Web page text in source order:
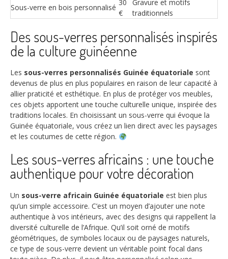
Sous-verre en bois personnalisé
30
€
Gravure et motifs
traditionnels
Des sous-verres personnalisés inspirés
de la culture guinéenne
Les sous-verres personnalisés Guinée équatoriale sont
devenus de plus en plus populaires en raison de leur capacité à
allier praticité et esthétique. En plus de protéger vos meubles,
ces objets apportent une touche culturelle unique, inspirée des
traditions locales. En choisissant un sous-verre qui évoque la
Guinée équatoriale, vous créez un lien direct avec les paysages
et les coutumes de cette région.
Les sous-verres africains : une touche
authentique pour votre décoration
Un sous-verre africain Guinée équatoriale est bien plus
qu’un simple accessoire. C’est un moyen d’ajouter une note
authentique à vos intérieurs, avec des designs qui rappellent la
diversité culturelle de l’Afrique. Qu’il soit orné de motifs
géométriques, de symboles locaux ou de paysages naturels,
ce type de sous-verre devient un véritable point focal dans